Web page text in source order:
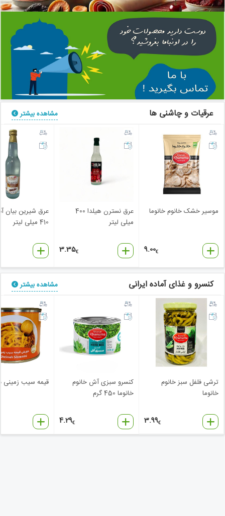
عرقیات و چاشنی ها مشاهده بیشتر
موسیر خشک خانوم خانوما
9.00€
عرق نسترن هیلدا 400
میلی لیتر
3.35€
عرق شیرین بیان
410 میلی لیتر
کنسرو و غذای آماده ایرانی مشاهده بیشتر
ترشی فلفل سبز خانوم
خانوما
3.99€
کنسرو سبزی آش خانوم
خانوما 450 گرم
4.29€
قیمه سیب زمینی